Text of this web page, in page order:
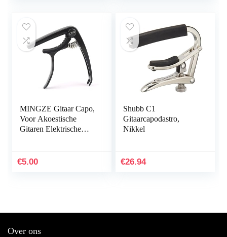
MINGZE Gitaar Capo,
Voor Akoestische
Gitaren Elektrische
Eenvoudig Om Een…
€5.00
Shubb C1
Gitaarcapodastro,
Nikkel
€26.94
Over ons